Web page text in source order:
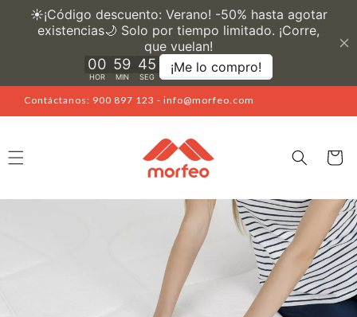
directamente
al contenido
Contáctanos: 900 897 123 - info@morfeo.com
Carrito